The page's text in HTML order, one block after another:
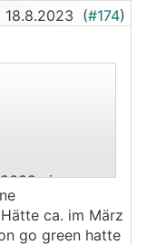
18.8.2023 (#174)
eine
ca. im März
go green hatte